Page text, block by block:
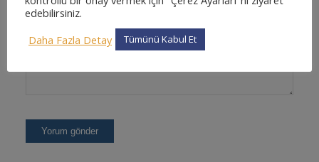
edebilirsiniz.
Daha Fazla Detay
Tümünü Kabul Et